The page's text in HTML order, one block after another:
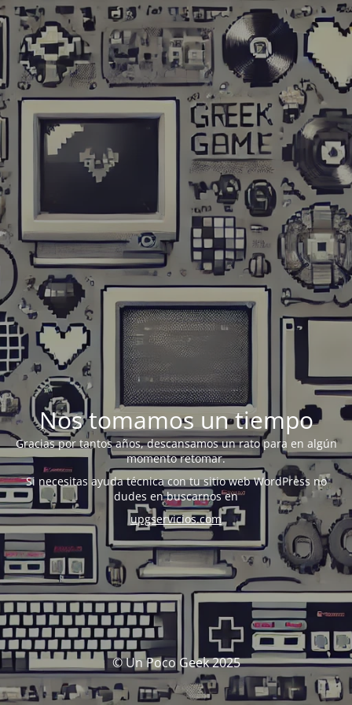
Nos tomamos un tiempo
Gracias por tantos años, descansamos un rato para en algún
momento retomar.
Si necesitas ayuda técnica con tu sitio web WordPress no
dudes en buscarnos en
upgservicios.com
© Un Poco Geek 2025